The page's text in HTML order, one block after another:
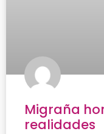
Migraña
realidades